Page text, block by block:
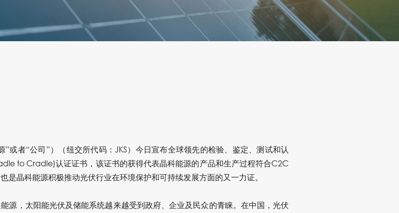
”或者“公司”）（纽交所代码：JKS）今日宣布全球领先的检验、鉴定、测试和认
to Cradle)认证证书，该证书的获得代表晶科能源的产品和生产过程符合C2C
是晶科能源积极推动光伏行业在环境保护和可持续发展方面的又一力证。
源，太阳能光伏及储能系统越来越受到政府、企业及民众的青睐。在中国，光伏